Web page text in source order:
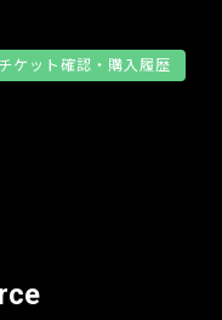
チケット確認・購入履歴